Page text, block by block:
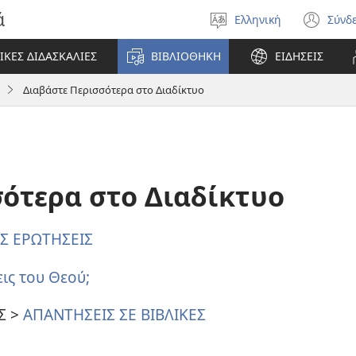
Επιλέξτε
γλώσσα
Ελληνική
νέο
ΔΙΔΑΣΚΑΛΙΕΣ ΒΙΒΛΙΟΘΗΚΗ ΕΙΔΗΣΕΙΣ
Διαβάστε Περισσότερα στο Διαδίκτυο
στο Διαδίκτυο
ΕΡΩΤΗΣΕΙΣ
του Θεού;
> ΑΠΑΝΤΗΣΕΙΣ ΣΕ ΒΙΒΛΙΚΕΣ